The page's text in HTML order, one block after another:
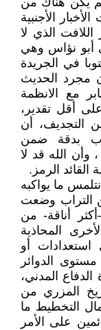
الأجنبية
الذي لا
أبو نؤاس وهي
في الجريدة
مجرد الحديث
مع الانظمة
أقل تقدير،
التجديف، أن
بدقة ضمن
وأن الله قد لا
الرمز.
ما يواكبه
التراب وضعت
أناقة- من
المحاذية
استعدادات أو
الدوائر
المدني،
المزري من
التخطيط ما
على الأمر